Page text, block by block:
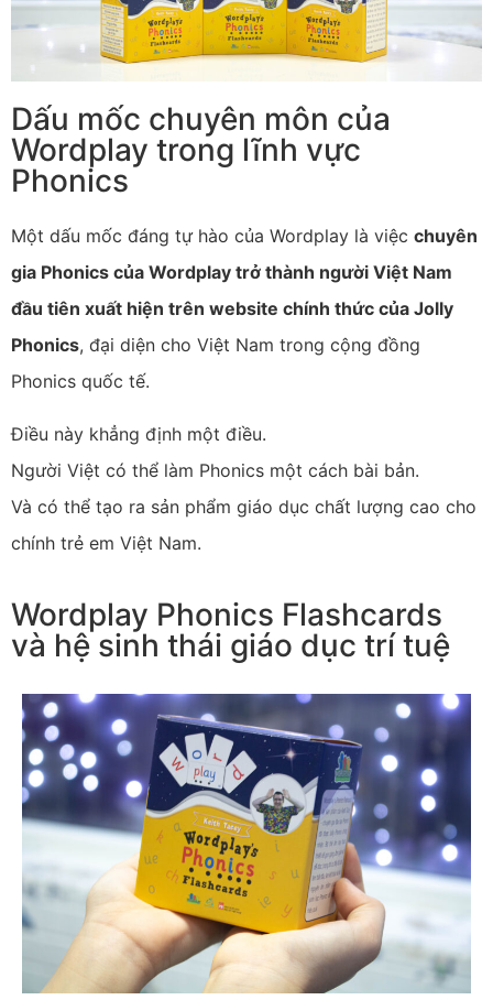
Dấu mốc chuyên môn của
Wordplay trong lĩnh vực
Phonics
Một dấu mốc đáng tự hào của Wordplay là việc chuyên
gia Phonics của Wordplay trở thành người Việt Nam
đầu tiên xuất hiện trên website chính thức của Jolly
Phonics, đại diện cho Việt Nam trong cộng đồng
Phonics quốc tế.
Điều này khẳng định một điều.
Người Việt có thể làm Phonics một cách bài bản.
Và có thể tạo ra sản phẩm giáo dục chất lượng cao cho
chính trẻ em Việt Nam.
Wordplay Phonics Flashcards
và hệ sinh thái giáo dục trí tuệ